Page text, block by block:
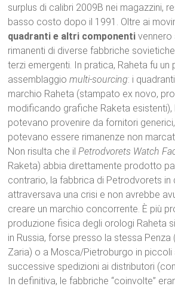
surplus di calibri 2009B nei magazzini,
basso costo dopo il 1991. Oltre ai
quadranti e altri componenti
rimanenti di diverse fabbriche
terzi emergenti. In pratica, Raheta fu un
assemblaggiomulti-sourcing: i
marchio Raheta (stampato ex novo,
modificando grafiche Raketa esistenti),
potevano provenire da fornitori
potevano essere rimanenze non
Non risulta che ilPetrodvorets Watch
Raketa) abbia direttamente prodotto
contrario, la fabbrica di Petrodvorets in
attraversava una crisi e non avrebbe
creare un marchio concorrente. È più
produzione fisica degli orologi Raheta
in Russia, forse presso la stessa Penza
Zaria) o a Mosca/Pietroburgo in piccoli
successive spedizioni ai distributori
In definitiva, le fabbriche “coinvolte”